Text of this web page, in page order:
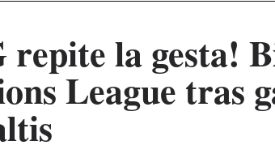
repite la gesta!
League tras